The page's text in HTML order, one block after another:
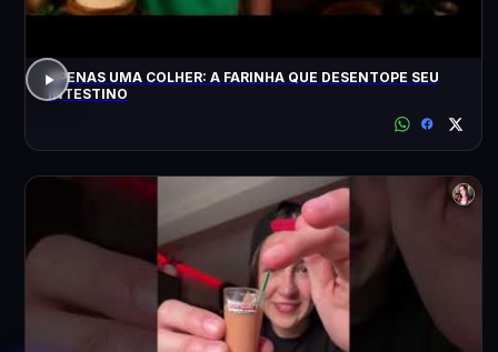
APENAS UMA COLHER: A FARINHA QUE DESENTOPE SEU
INTESTINO